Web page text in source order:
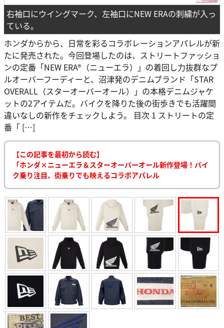
右袖口にウイングマーク、左袖口にNEW ERAの刺繍が入っ
ている。
ホンダからから、日常を彩るコラボレーションアパレルが新
たに発売された。今回登場したのは、ストリートファッショ
ンの定番「NEW ERA®（ニューエラ）」の着回し力抜群なプ
ルオーバーフーディーと、沼津発のデニムブランド「STAR
OVERALL（スターオーバーオール）」の本格デニムジャケ
ットの2アイテムだ。バイクを降りた後の街歩きでも活躍間
違いなしの新作をチェックしよう。 目次 1 ストリートの定
番「 […]
【この記事を最初から読む】
「ホンダ×ニューエラ＆スターオーバーオール新作登場！バイ
ク乗り注目、街乗りでも映えるコラボアパレル